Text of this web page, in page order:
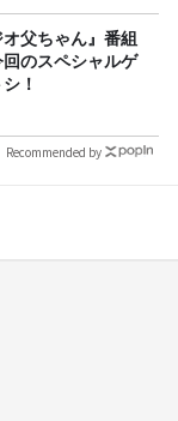
オ父ちゃん』番組
のスペシャルゲ
！
Recommended by